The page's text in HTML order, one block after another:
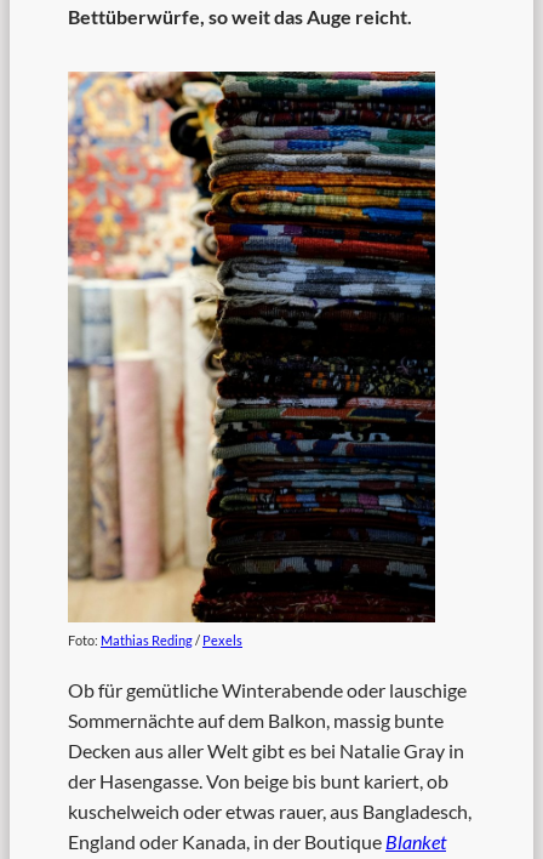
Bettüberwürfe, so weit das Auge reicht.
Foto: Mathias Reding/ Pexels
Ob für gemütliche Winterabende oder lauschige
Sommernächte auf dem Balkon, massig bunte
Decken aus aller Welt gibt es bei Natalie Gray in
der Hasengasse. Von beige bis bunt kariert, ob
kuschelweich oder etwas rauer, aus Bangladesch,
England oder Kanada, in der Boutique Blanket